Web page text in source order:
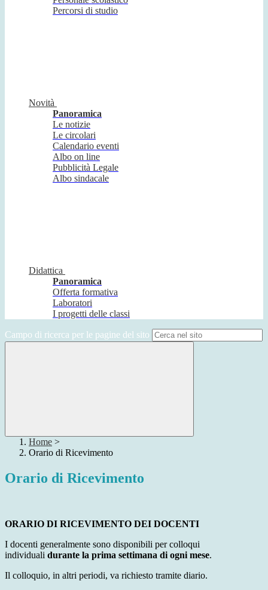
Percorsi di studio
Novità
Panoramica
Le notizie
Le circolari
Calendario eventi
Albo on line
Pubblicità Legale
Albo sindacale
Didattica
Panoramica
Offerta formativa
Laboratori
I progetti delle classi
Campo di ricerca per le pagine del sito
Home >
Orario di Ricevimento
Orario di Ricevimento
ORARIO DI RICEVIMENTO DEI DOCENTI
I docenti generalmente sono disponibili per colloqui
individuali durante la prima settimana di ogni mese.
Il colloquio, in altri periodi, va richiesto tramite diario.